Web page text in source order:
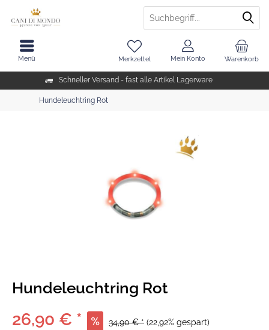
Schneller Versand - fast alle Artikel Lagerware
Warenkorb
Merkzettel Mein Konto
Menü
Hundeleuchtring Rot
Hundeleuchtring Rot
26,90 € * 34,90 € * (22,92% gespart)